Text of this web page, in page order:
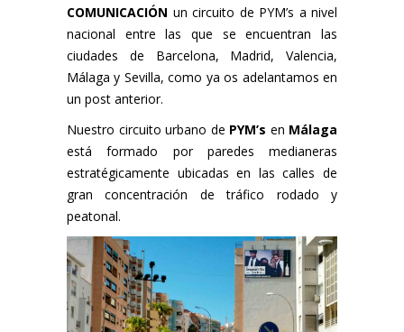
COMUNICACIÓN un circuito de PYM’s a nivel
nacional entre las que se encuentran las
ciudades de Barcelona, Madrid, Valencia,
Málaga y Sevilla, como ya os adelantamos en
un post anterior.
Nuestro circuito urbano de PYM’s en Málaga
está formado por paredes medianeras
estratégicamente ubicadas en las calles de
gran concentración de tráfico rodado y
peatonal.